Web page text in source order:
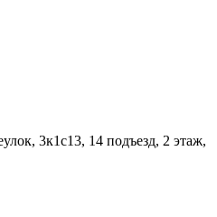
3к1с13, 14 подъезд, 2 этаж,